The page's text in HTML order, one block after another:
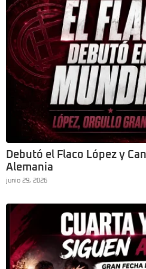
Debutó el Flaco López y
Alemania
junio 29, 2026